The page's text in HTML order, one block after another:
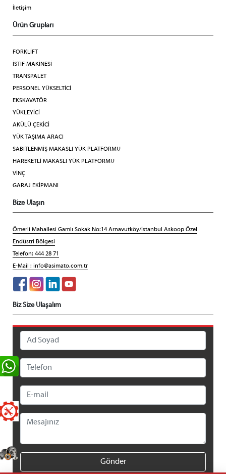
İletişim
Ürün Grupları
FORKLİFT
İSTİF MAKİNESİ
TRANSPALET
PERSONEL YÜKSELTİCİ
EKSKAVATÖR
YÜKLEYİCİ
AKÜLÜ ÇEKİCİ
YÜK TAŞIMA ARACI
SABİTLENMİŞ MAKASLI YÜK PLATFORMU
HAREKETLİ MAKASLI YÜK PLATFORMU
VİNÇ
GARAJ EKİPMANI
Bize Ulaşın
Ömerli Mahallesi Gamlı Sokak No:14 Arnavutköy/İstanbul Askoop Özel
Endüstri Bölgesi
Telefon: 444 28 71
E-Mail : info@asimato.com.tr
Biz Size Ulaşalım
Gönder